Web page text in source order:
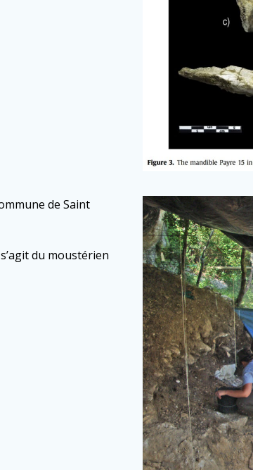
de Saint
du moustérien